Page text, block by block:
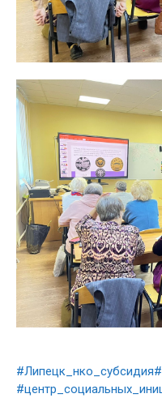
#Липецк_нко_субсидия